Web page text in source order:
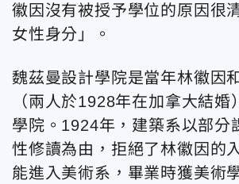
徽因沒有被授予學位的原因很
女性身分」。
魏茲曼設計學院是當年林徽因
（兩人於1928年在加拿大結婚
學院。1924年，建築系以部分
性修讀為由，拒絕了林徽因的
能進入美術系，畢業時獲美術